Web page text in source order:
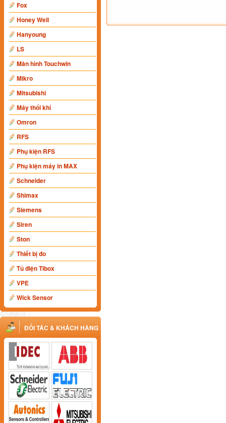
Fox
Honey Well
Hanyoung
LS
Màn hình Touchwin
Mikro
Mitsubishi
Máy thổi khí
Omron
RFS
Phụ kiện RFS
Phụ kiện máy in MAX
Schneider
Shimax
Siemens
Siren
Ston
Thiết bị đo
Tủ điện Tibox
VPE
Wick Sensor
ĐỐI TÁC & KHÁCH HÀNG